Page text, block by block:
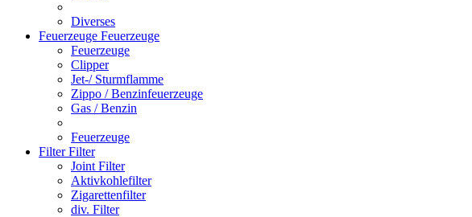
Diverses
Feuerzeuge Feuerzeuge
Feuerzeuge
Clipper
Jet-/ Sturmflamme
Zippo / Benzinfeuerzeuge
Gas / Benzin
Feuerzeuge
FilterFilter
Joint Filter
Aktivkohlefilter
Zigarettenfilter
div. Filter